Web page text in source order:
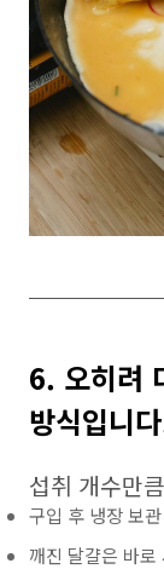
6. 오히려
방식입니
섭취 개수만
구입 후 냉장 보
깨진 달걀은 바로